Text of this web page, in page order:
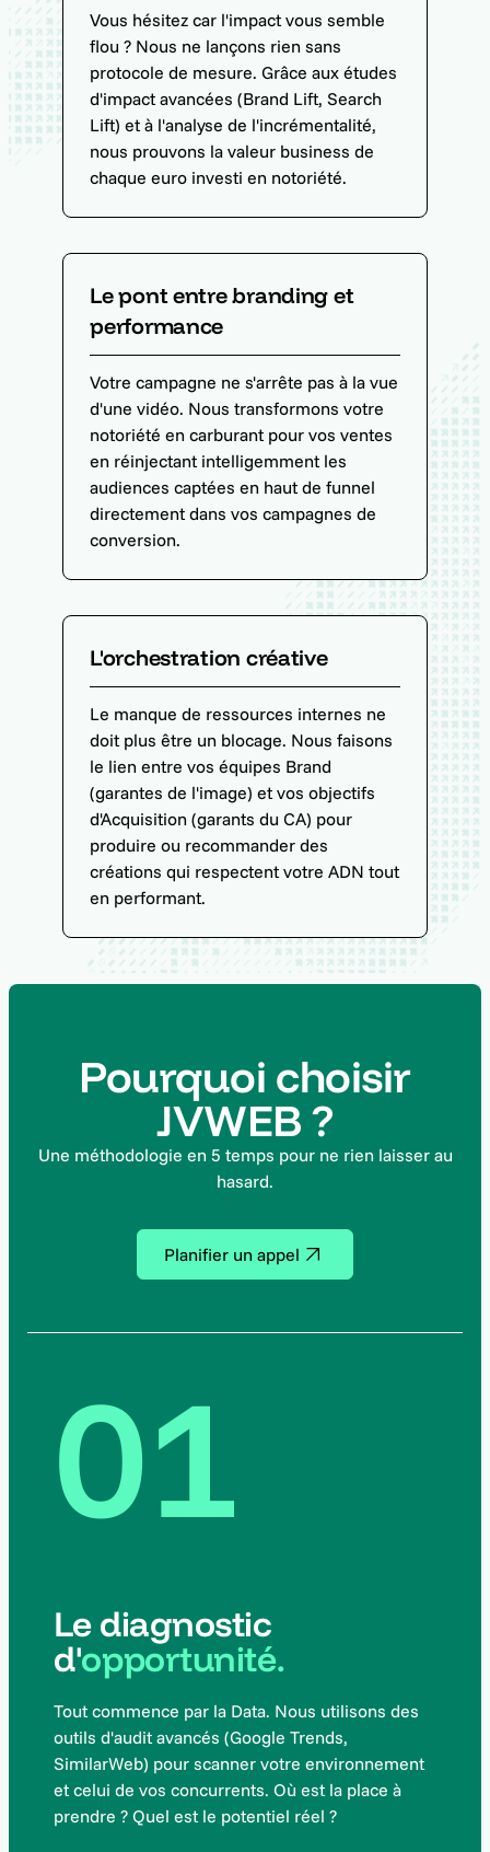
Vous hésitez car l'impact vous semble
flou ? Nous ne lançons rien sans
protocole de mesure. Grâce aux études
d'impact avancées (Brand Lift, Search
Lift) et à l'analyse de l'incrémentalité,
nous prouvons la valeur business de
chaque euro investi en notoriété.
Le pont entre branding et
performance
Votre campagne ne s'arrête pas à la vue
d'une vidéo. Nous transformons votre
notoriété en carburant pour vos ventes
en réinjectant intelligemment les
audiences captées en haut de funnel
directement dans vos campagnes de
conversion.
L'orchestration créative
Le manque de ressources internes ne
doit plus être un blocage. Nous faisons
le lien entre vos équipes Brand
(garantes de l'image) et vos objectifs
d'Acquisition (garants du CA) pour
produire ou recommander des
créations qui respectent votre ADN tout
en performant.
Pourquoi choisir
JVWEB ?
Une méthodologie en 5 temps pour ne rien laisser au
hasard.
Planifier un appel
01
Le diagnostic
d'opportunité.
Tout commence par la Data. Nous utilisons des
outils d'audit avancés (Google Trends,
SimilarWeb) pour scanner votre environnement
et celui de vos concurrents. Où est la place à
prendre ? Quel est le potentiel réel ?